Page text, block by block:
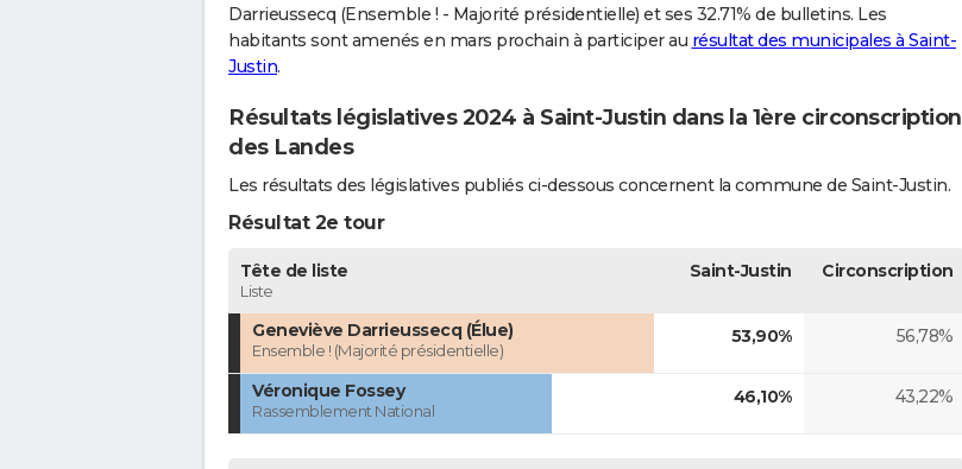
Darrieussecq (Ensemble ! - Majorité présidentielle) et ses 32.71% de bulletins. Les
habitants sont amenés en mars prochain à participer au résultat des municipales à Saint-
Justin.
Résultats législatives 2024 à Saint-Justin dans la 1ère circonscription
des Landes
Les résultats des législatives publiés ci-dessous concernent la commune de Saint-Justin.
Résultat 2e tour
Tête de liste
Liste
Saint-Justin Circonscription
Geneviève Darrieussecq (Élue)
Ensemble ! (Majorité présidentielle)
53,90% 56,78%
Véronique Fossey
Rassemblement National
46,10% 43,22%